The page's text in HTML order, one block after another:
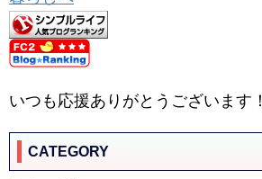
いつも応援ありがとうございます！
CATEGORY